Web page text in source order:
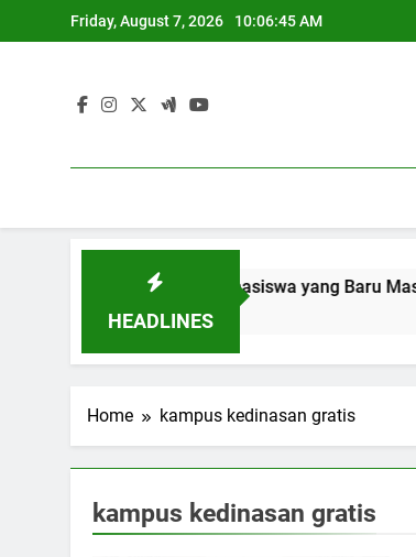
to
Friday, August 7, 2026 10:06:45 AM
HEADLINES
Dipelajari oleh Mahasiswa yang Baru Masuk?
Home kampus kedinasan gratis
kampus kedinasan gratis